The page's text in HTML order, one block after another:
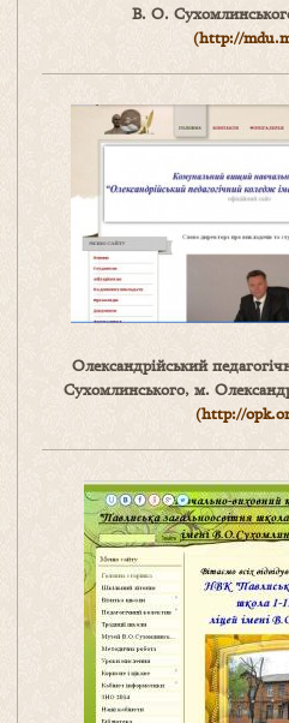
В. О.
(http://
Олександрійський
Сухомлинського, м.
(http://